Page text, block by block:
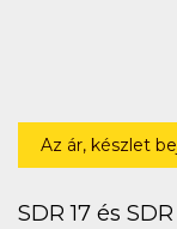
Az ár, készlet
SDR 17 és